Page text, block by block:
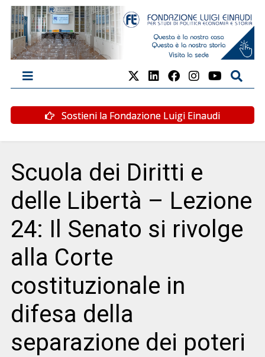
Sostieni la Fondazione Luigi Einaudi
Scuola dei Diritti e
delle Libertà – Lezione
24: Il Senato si rivolge
alla Corte
costituzionale in
difesa della
separazione dei poteri